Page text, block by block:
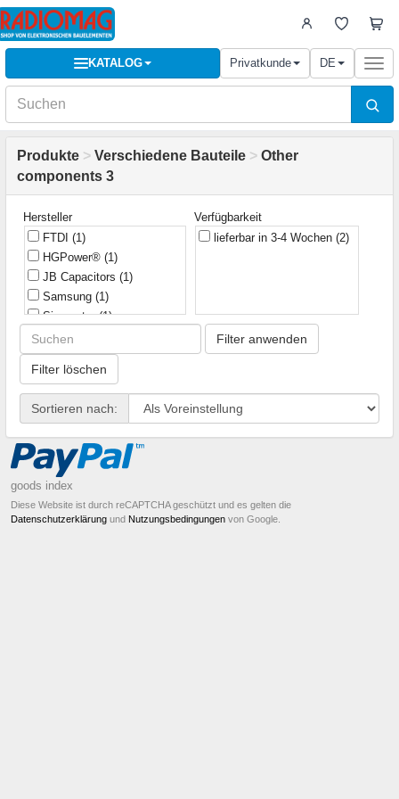
KATALOG Privatkunde DE
Produkte > Verschiedene Bauteile > Other
components 3
Hersteller
FTDI (1)
HGPower® (1)
JB Capacitors (1)
Samsung (1)
Sinometer(1)
Verfügbarkeit
lieferbar in 3-4 Wochen (2)
Filter anwenden
Filter löschen
Sortieren nach:
goods index
Diese Website ist durch reCAPTCHA geschützt und es gelten die
Datenschutzerklärung und Nutzungsbedingungen von Google.